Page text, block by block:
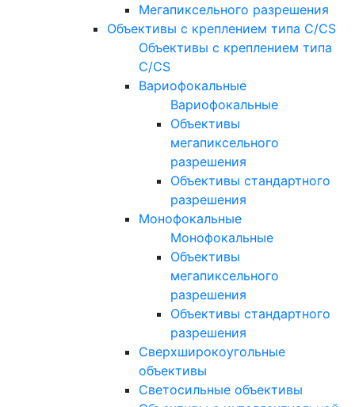
Мегапиксельного разрешения
Объективы с креплением типа C/CS
Объективы с креплением типа
C/CS
Вариофокальные
Вариофокальные
Объективы
мегапиксельного
разрешения
Объективы стандартного
разрешения
Монофокальные
Монофокальные
Объективы
мегапиксельного
разрешения
Объективы стандартного
разрешения
Сверхширокоугольные
объективы
Светосильные объективы